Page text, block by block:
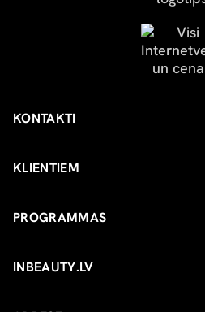
KONTAKTI
KLIENTIEM
PROGRAMMAS
INBEAUTY.LV